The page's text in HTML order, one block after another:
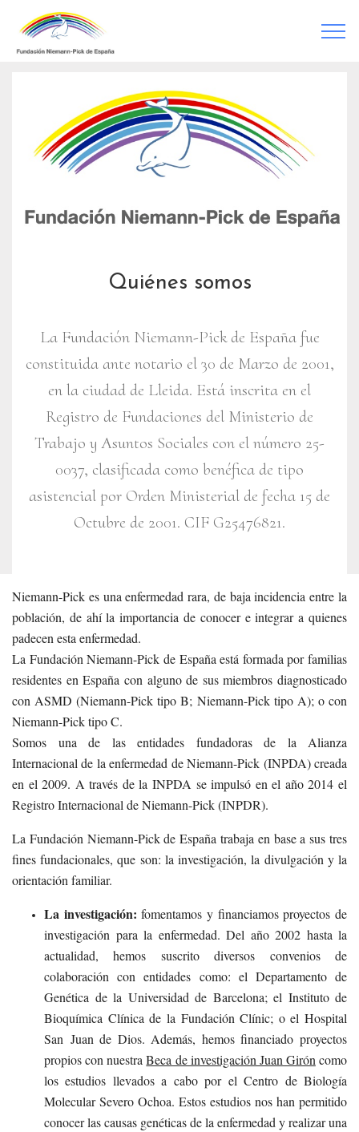
Quiénes somos
La Fundación Niemann-Pick de España fue
constituida ante notario el 30 de Marzo de 2001,
en la ciudad de Lleida. Está inscrita en el
Registro de Fundaciones del Ministerio de
Trabajo y Asuntos Sociales con el número 25-
0037, clasificada como benéfica de tipo
asistencial por Orden Ministerial de fecha 15 de
Octubre de 2001. CIF G25476821.
Niemann-Pick es una enfermedad rara, de baja incidencia entre la
población, de ahí la importancia de conocer e integrar a quienes
padecen esta enfermedad.
La Fundación Niemann-Pick de España está formada por familias
residentes en España con alguno de sus miembros diagnosticado
con ASMD (Niemann-Pick tipo B; Niemann-Pick tipo A); o con
Niemann-Pick tipo C.
Somos una de las entidades fundadoras de la Alianza
Internacional de la enfermedad de Niemann-Pick (INPDA) creada
en el 2009. A través de la INPDA se impulsó en el año 2014 el
Registro Internacional de Niemann-Pick (INPDR).
La Fundación Niemann-Pick de España trabaja en base a sus tres
fines fundacionales, que son: la investigación, la divulgación y la
orientación familiar.
La investigación: fomentamos y financiamos proyectos de
investigación para la enfermedad. Del año 2002 hasta la
actualidad, hemos suscrito diversos convenios de
colaboración con entidades como: el Departamento de
Genética de la Universidad de Barcelona; el Instituto de
Bioquímica Clínica de la Fundación Clínic; o el Hospital
San Juan de Dios. Además, hemos financiado proyectos
propios con nuestraBeca de investigación Juan Giróncomo
los estudios llevados a cabo por el Centro de Biología
Molecular Severo Ochoa. Estos estudios nos han permitido
conocer las causas genéticas de la enfermedad y realizar una